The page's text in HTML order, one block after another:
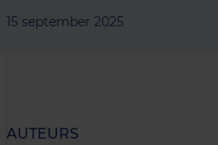
15 september 2025
AUTEURS